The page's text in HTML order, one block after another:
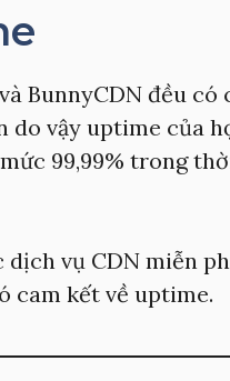
BunnyCDN đều có
do vậy uptime của
99,99% trong
dịch vụ CDN miễn
cam kết về uptime.